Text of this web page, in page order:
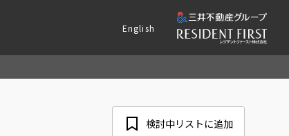
English
検討中リストに追加